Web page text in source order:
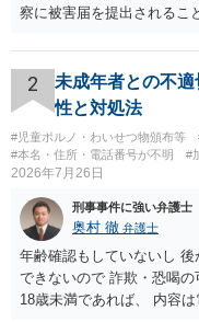
察に被害届を提出されるこ
2
未成年者との不
性と対処法
#児童ポルノ・わいせつ物頒布等
#本名・住所・電話番号が不明
#
2026年7月26日
刑事事件に強い弁護士
奥村 徹 弁護士
年齢確認もしていないし
できないので 詐欺・恐喝
18歳未満であれば、 内容